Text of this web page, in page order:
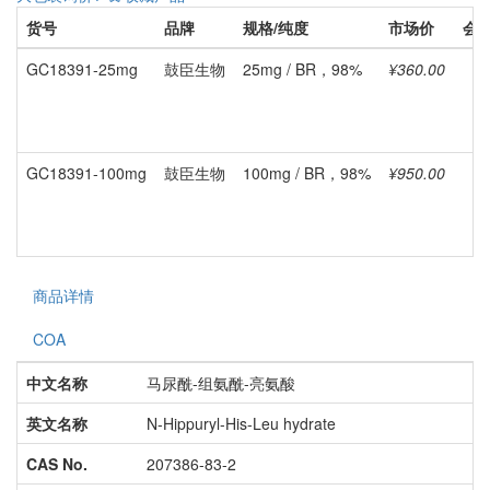
货号
品牌 规格/纯度 市场价
会
GC18391-25mg
鼓臣生物 25mg / BR，98% ¥360.00
GC18391-100mg 鼓臣生物 100mg / BR，98% ¥950.00
商品详情
COA
中文名称
马尿酰-组氨酰-亮氨酸
英文名称
N-Hippuryl-His-Leu hydrate
CAS No.
207386-83-2